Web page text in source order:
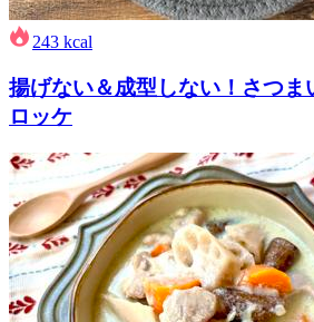
243 kcal
揚げない＆成型しない！さつま
ロッケ